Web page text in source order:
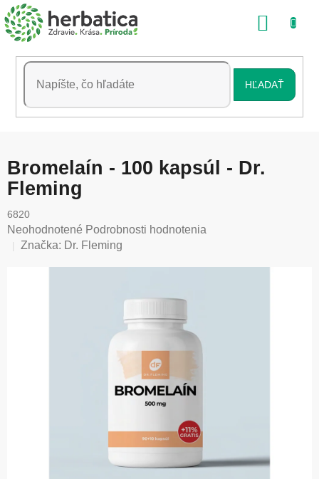
Prejsť
na
obsah
HĽADAŤ
Bromelaín - 100 kapsúl - Dr.
Fleming
6820
Priemerné
hodnotenie
Neohodnotené Podrobnosti hodnotenia
Značka: Dr. Fleming